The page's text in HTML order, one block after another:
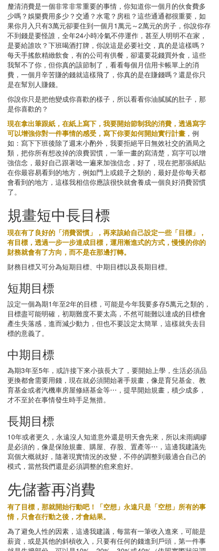
釐清消費是一個非常非常重要的事情，你知道你一個月的伙食費多
少嗎？娛樂費用多少？交通？水電？房租？這些通通都很重要，如
果你月入只有3萬元卻要住到一個月1萬元～2萬元的房子，你說你存
不到錢是要怪誰，全年24小時冷氣不停運作，甚至人明明不在家，
是要給誰吹？下班喝酒打牌，你說這是必要社交，真的是這樣嗎？
每天手搖飲精緻飲食，有的公司有供餐，卻還要花錢買外食，這些
我幫不了你，但你真的該節制了，看看每個月信用卡帳單上的消
費，一個月辛苦賺的錢就這樣飛了，你真的是在賺錢嗎？還是你只
是在幫別人賺錢。
你說你只是把他變成你喜歡的樣子，所以看看你油膩膩的肚子，那
是你喜歡的？
現在拿出筆跟紙，在紙上寫下，我要開始節制我的消費，透過寫字
可以增強你對一件事情的感受，寫下你要如何開始實行計畫 ，例
如：寫下下班後除了週末小酌外，我要拒絕平日無效社交的酒局之
類，把你所有想改掉的浪費習慣，一筆一畫的寫清楚，寫字可以增
強信念，最好自己跟著唸一遍來加強信念，好了，現在把那張紙貼
在你最容易看到的地方，例如門上或鏡子之類的，最好是你每天都
會看到的地方，這樣我相信你應該很快就會養成一個良好消費習慣
了。
規畫短中長目標
現在有了良好的「消費習慣」，再來該給自己設定一些「目標」，
有目標，透過一步一步達成目標，運用漸進式的方式，慢慢的你的
財務就會有了方向，而不是在那邊打轉。
財務目標又可分為短期目標、中期目標以及長期目標。
短期目標
設定一個為期1年至2年的目標，可能是今年我要多存5萬元之類的，
目標盡可能明確，初期難度不要太高，不然可能難以達成的目標會
產生失落感，進而減少動力，但也不要設定太簡單，這樣就失去目
標的意義了。
中期目標
為期3年至5年，或許接下來小孩長大了，要開始上學，生活必須品
更換都會需要用錢，現在就必須開始著手規畫，像是育兒基金、教
育基金或者汽機車房屋修繕基金等⋯，提早開始規畫，積少成多，
才不至於在事情發生時手足無措。
長期目標
10年或者更久，永遠沒人知道意外還是明天會先來，所以未雨綢繆
是必須的，像是保險規畫、購屋、存股、置產等⋯，這邊我建議先
寫個大概就好，隨著現實情況的改變，不停的調整到最適合自己的
模式，當然我們還是必須調整的愈來愈好。
先儲蓄再消費
有了目標，那就開始行動吧！「空想」永遠只是「空想」所有的事
情，只會在行動之後，才會結果。
為了避免人性的因素，這邊我建議，每當有一筆收入進來，可能是
薪資，或是其他的斜槓收入，只要有任何的錢進到戶頭，第一件事